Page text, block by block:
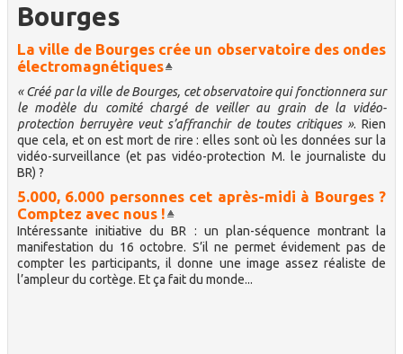
Bourges
La ville de Bourges crée un observatoire des ondes
électromagnétiques
« Créé par la ville de Bourges, cet observatoire qui fonctionnera sur
le modèle du comité chargé de veiller au grain de la vidéo-
protection berruyère veut s’affranchir de toutes critiques ». Rien
que cela, et on est mort de rire : elles sont où les données sur la
vidéo-surveillance (et pas vidéo-protection M. le journaliste du
BR) ?
5.000, 6.000 personnes cet après-midi à Bourges ?
Comptez avec nous !
Intéressante initiative du BR : un plan-séquence montrant la
manifestation du 16 octobre. S’il ne permet évidement pas de
compter les participants, il donne une image assez réaliste de
l’ampleur du cortège. Et ça fait du monde...